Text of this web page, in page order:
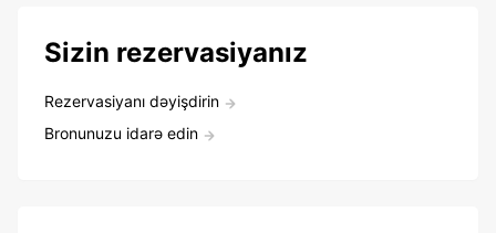
Sizin rezervasiyanız
Rezervasiyanı dəyişdirin
Bronunuzu idarə edin